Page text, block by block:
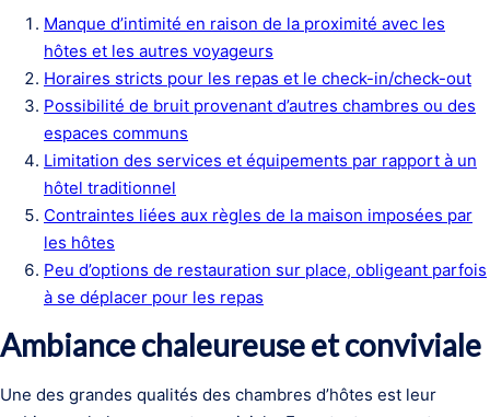
Manque d’intimité en raison de la proximité avec les
hôtes et les autres voyageurs
Horaires stricts pour les repas et le check-in/check-out
Possibilité de bruit provenant d’autres chambres ou des
espaces communs
Limitation des services et équipements par rapport à un
hôtel traditionnel
Contraintes liées aux règles de la maison imposées par
les hôtes
Peu d’options de restauration sur place, obligeant parfois
à se déplacer pour les repas
Ambiance chaleureuse et conviviale
Une des grandes qualités des chambres d’hôtes est leur